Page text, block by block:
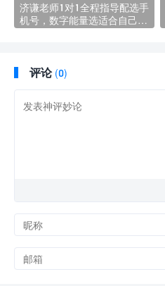
济谦老师1对1全程指导配选手
机号，数字能量选适合自己的
评论 (0)